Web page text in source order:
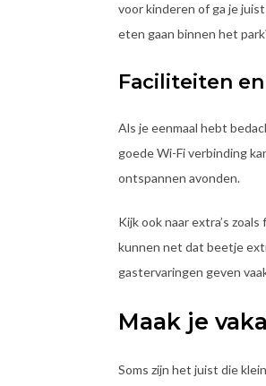
voor kinderen of ga je
eten gaan binnen het
Faciliteiten
Als je eenmaal hebt
goede Wi-Fi verbinding
ontspannen avonden.
Kijk ook naar extra’s
kunnen net dat beetje
gastervaringen geven
Maak je
Soms zijn het juist die